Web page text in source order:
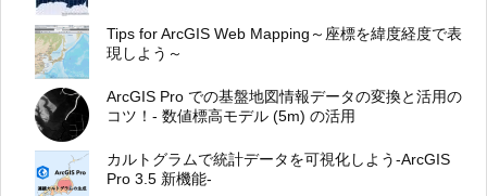
Tips for ArcGIS Web Mapping～座標を緯度経度で表
現しよう～
ArcGIS Pro での基盤地図情報データの変換と活用の
コツ！- 数値標高モデル (5m) の活用
カルトグラムで統計データを可視化しよう-ArcGIS
Pro 3.5 新機能-